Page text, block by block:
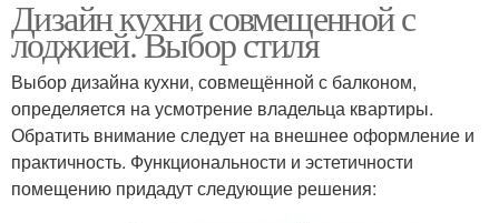
Дизайн кухни совмещенной с
лоджией. Выбор стиля
Выбор дизайна кухни, совмещённой с балконом,
определяется на усмотрение владельца квартиры.
Обратить внимание следует на внешнее оформление и
практичность. Функциональности и эстетичности
помещению придадут следующие решения: